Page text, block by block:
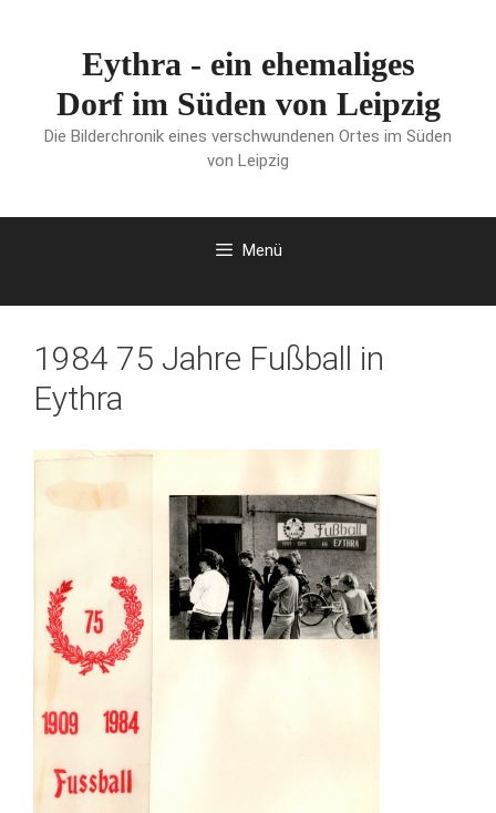
Eythra - ein ehemaliges
Dorf im Süden von Leipzig
Die Bilderchronik eines verschwundenen Ortes im Süden
von Leipzig
Menü
1984 75 Jahre Fußball in
Eythra